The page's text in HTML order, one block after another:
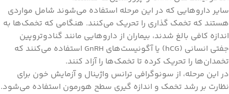
سایر داروهایی که در این مرحله استفاده می‌شوند شامل مواردی
هستند که تخمک گذاری را تحریک می‌کنند. هنگامی که تخمک‌ها به
اندازه کافی بالغ شدند، بیماران از داروهایی مانند گنادوتروپین
جفتی انسانی (hCG) یا آگونیست‌های GnRH استفاده می‌کنند که
تخمدان‌ها را تحریک کرده تا تخمک‌ها را آزاد کنند.
در این مرحله، از سونوگرافی ترانس واژینال و آزمایش خون برای
نظارت بر رشد تخمک و اندازه گیری سطح هورمون استفاده می‌شود.